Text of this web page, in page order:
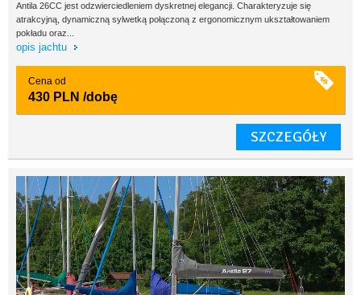
Antila 26CC jest odzwierciedleniem dyskretnej elegancji. Charakteryzuje się
atrakcyjną, dynamiczną sylwetką połączoną z ergonomicznym ukształtowaniem
pokładu oraz...
opis jachtu
Cena od
430 PLN /dobę
SZCZEGÓŁY